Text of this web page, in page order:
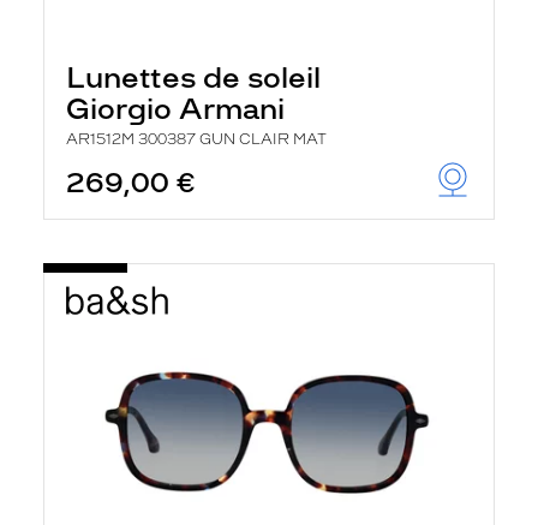
Lunettes de soleil
Giorgio Armani
AR1512M 300387 GUN CLAIR MAT
269,00 €